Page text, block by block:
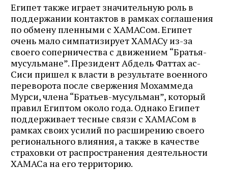
Египет также играет значительную роль в
поддержании контактов в рамках соглашения
по обмену пленными с ХАМАСом. Египет
очень мало симпатизирует ХАМАСу из-за
своего соперничества с движением “Братья-
мусульмане”. Президент Абдель Фаттах ас-
Сиси пришел к власти в результате военного
переворота после свержения Мохаммеда
Мурси, члена “Братьев-мусульман”, который
правил Египтом около года. Однако Египет
поддерживает тесные связи с ХАМАСом в
рамках своих усилий по расширению своего
регионального влияния, а также в качестве
страховки от распространения деятельности
ХАМАСа на его территорию.